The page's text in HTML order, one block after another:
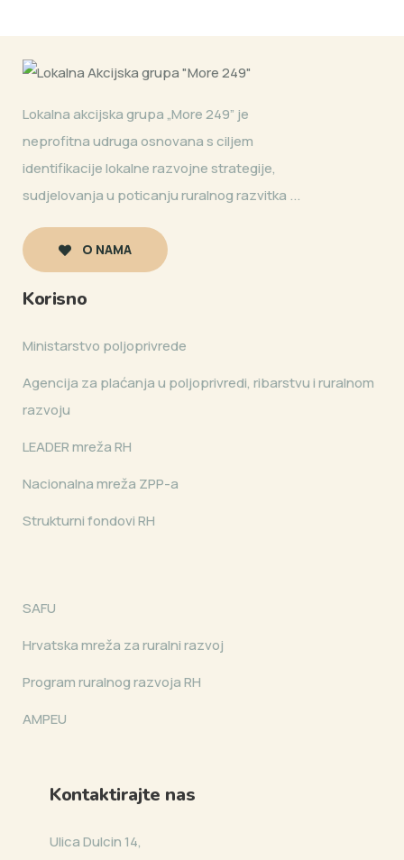
Lokalna akcijska grupa „More 249” je
neprofitna udruga osnovana s ciljem
identifikacije lokalne razvojne strategije,
sudjelovanja u poticanju ruralnog razvitka ...
O NAMA
Korisno
Ministarstvo poljoprivrede
Agencija za plaćanja u poljoprivredi, ribarstvu i ruralnom
razvoju
LEADER mreža RH
Nacionalna mreža ZPP-a
Strukturni fondovi RH
SAFU
Hrvatska mreža za ruralni razvoj
Program ruralnog razvoja RH
AMPEU
Kontaktirajte nas
Ulica Dulcin 14,